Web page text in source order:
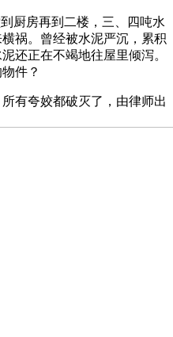
房再到二楼，三、四吨水
祸。曾经被水泥严沉，累积
还正在不竭地往屋里倾泻。
件？
夸姣都破灭了，由律师出